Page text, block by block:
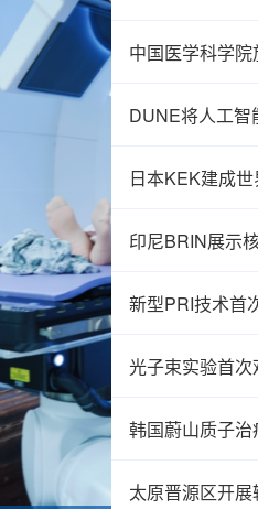
日本KEK建成
新型PRI技术首
光子束实验首
太原晋源区开